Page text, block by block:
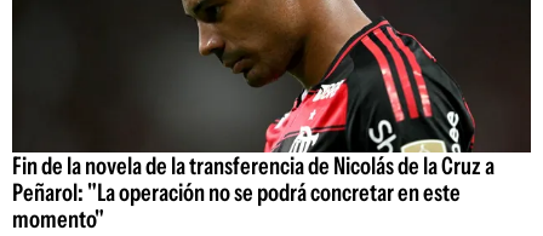
Fin de la novela de la transferencia de Nicolás de la Cruz a
Peñarol: "La operación no se podrá concretar en este
momento"